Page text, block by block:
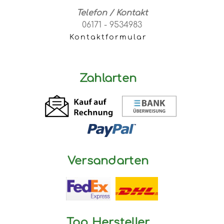
Telefon / Kontakt
06171 - 9534983
Kontaktformular
Zahlarten
Versandarten